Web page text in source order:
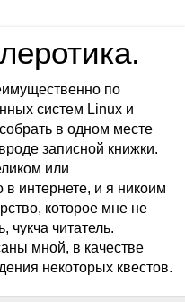
по
систем Linux и
в одном месте
записной книжки.
или
интернете, и я никоим
которое мне не
чукча читатель.
мной, в качестве
некоторых квестов.